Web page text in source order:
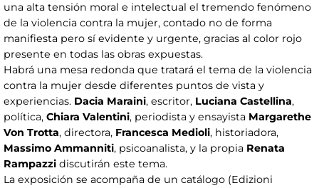
una alta tensión moral e intelectual el tremendo fenómeno
de la violencia contra la mujer, contado no de forma
manifiesta pero sí evidente y urgente, gracias al color rojo
presente en todas las obras expuestas.
Habrá una mesa redonda que tratará el tema de la violencia
contra la mujer desde diferentes puntos de vista y
experiencias. Dacia Maraini, escritor, Luciana Castellina,
política, Chiara Valentini, periodista y ensayista Margarethe
Von Trotta, directora, Francesca Medioli, historiadora,
Massimo Ammanniti, psicoanalista, y la propia Renata
Rampazzi discutirán este tema.
La exposición se acompaña de un catálogo (Edizioni